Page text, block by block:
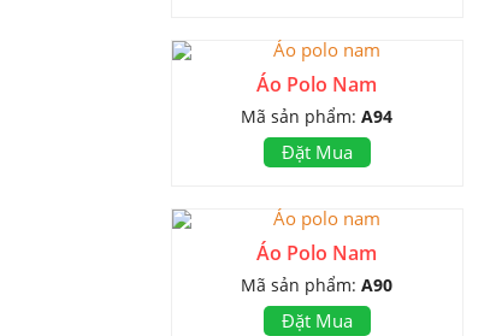
Áo Polo Nam
Mã sản phẩm:A94
Đặt Mua
Áo Polo Nam
Mã sản phẩm:A90
Đặt Mua